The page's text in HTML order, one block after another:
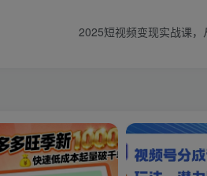
2025短视频变现实战课